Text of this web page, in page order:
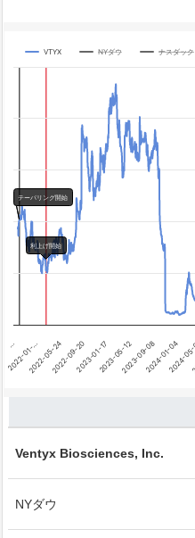
Chart
Line chart with 3 lines.
The chart has 1 X axis displaying
The chart has 4 Y axes
Chart annotations summary
テーパリング開始
テーパリング開始
利上げ開始
VTYX NYダウ ナスダック
…
2022-01-…2022-05-242022-09-202023-01-172023-05-122023-09-082024-01-04
2024-
Ventyx Biosciences, Inc.
NYダウ